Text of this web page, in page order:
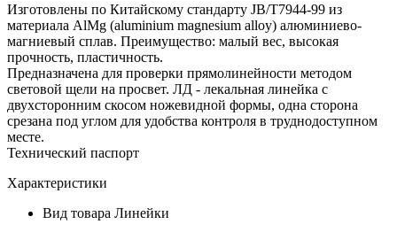
Изготовлены по Китайскому стандарту JB/T7944-99 из
материала AlMg (aluminium magnesium alloy) алюминиево-
магниевый сплав. Преимущество: малый вес, высокая
прочность, пластичность.
Предназначена для проверки прямолинейности методом
световой щели на просвет. ЛД - лекальная линейка с
двухсторонним скосом ножевидной формы, одна сторона
срезана под углом для удобства контроля в труднодоступном
месте.
Технический паспорт
Характеристики
Вид товара Линейки